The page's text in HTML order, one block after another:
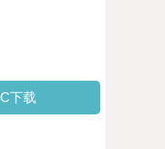
下载